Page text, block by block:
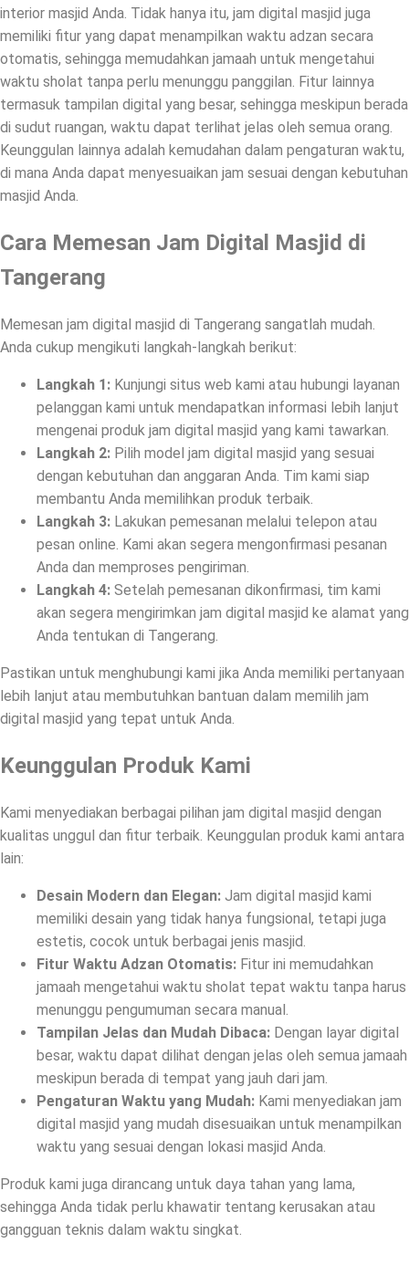
interior masjid Anda. Tidak hanya itu, jam digital masjid juga
memiliki fitur yang dapat menampilkan waktu adzan secara
otomatis, sehingga memudahkan jamaah untuk mengetahui
waktu sholat tanpa perlu menunggu panggilan. Fitur lainnya
termasuk tampilan digital yang besar, sehingga meskipun berada
di sudut ruangan, waktu dapat terlihat jelas oleh semua orang.
Keunggulan lainnya adalah kemudahan dalam pengaturan waktu,
di mana Anda dapat menyesuaikan jam sesuai dengan kebutuhan
masjid Anda.
Cara Memesan Jam Digital Masjid di
Tangerang
Memesan jam digital masjid di Tangerang sangatlah mudah.
Anda cukup mengikuti langkah-langkah berikut:
Langkah 1: Kunjungi situs web kami atau hubungi layanan
pelanggan kami untuk mendapatkan informasi lebih lanjut
mengenai produk jam digital masjid yang kami tawarkan.
Langkah 2: Pilih model jam digital masjid yang sesuai
dengan kebutuhan dan anggaran Anda. Tim kami siap
membantu Anda memilihkan produk terbaik.
Langkah 3: Lakukan pemesanan melalui telepon atau
pesan online. Kami akan segera mengonfirmasi pesanan
Anda dan memproses pengiriman.
Langkah 4: Setelah pemesanan dikonfirmasi, tim kami
akan segera mengirimkan jam digital masjid ke alamat yang
Anda tentukan di Tangerang.
Pastikan untuk menghubungi kami jika Anda memiliki pertanyaan
lebih lanjut atau membutuhkan bantuan dalam memilih jam
digital masjid yang tepat untuk Anda.
Keunggulan Produk Kami
Kami menyediakan berbagai pilihan jam digital masjid dengan
kualitas unggul dan fitur terbaik. Keunggulan produk kami antara
lain:
Desain Modern dan Elegan: Jam digital masjid kami
memiliki desain yang tidak hanya fungsional, tetapi juga
estetis, cocok untuk berbagai jenis masjid.
Fitur Waktu Adzan Otomatis: Fitur ini memudahkan
jamaah mengetahui waktu sholat tepat waktu tanpa harus
menunggu pengumuman secara manual.
Tampilan Jelas dan Mudah Dibaca: Dengan layar digital
besar, waktu dapat dilihat dengan jelas oleh semua jamaah
meskipun berada di tempat yang jauh dari jam.
Pengaturan Waktu yang Mudah: Kami menyediakan jam
digital masjid yang mudah disesuaikan untuk menampilkan
waktu yang sesuai dengan lokasi masjid Anda.
Produk kami juga dirancang untuk daya tahan yang lama,
sehingga Anda tidak perlu khawatir tentang kerusakan atau
gangguan teknis dalam waktu singkat.